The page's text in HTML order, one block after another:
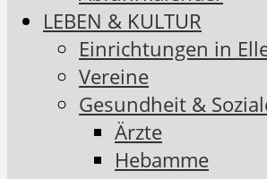
LEBEN & KULTUR
Einrichtungen in
Vereine
Gesundheit &
Ärzte
Hebamme